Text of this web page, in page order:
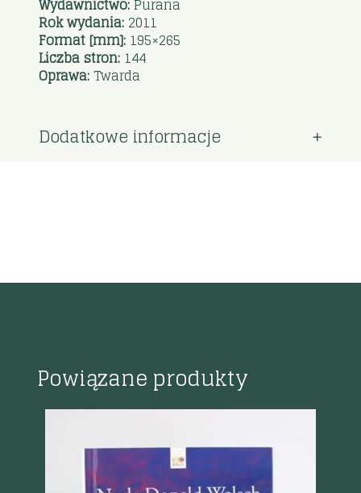
Wydawnictwo: Purana
Rok wydania: 2011
Format [mm]: 195×265
Liczba stron: 144
Oprawa:Twarda
Dodatkowe informacje
Powiązane produkty